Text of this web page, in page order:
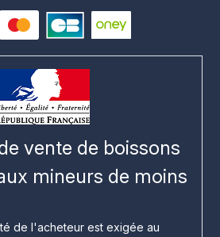
vente de boissons
mineurs de moins
de l'acheteur est exigée au